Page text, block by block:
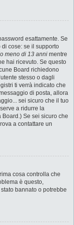
esattamente. Se
cose: se il supporto
meno di 13 anni mentre
hai ricevuto. Se questo
Board richiedono
stesso o dagli
ti verrà indicato che
di posta, allora
sei sicuro che il tuo
a ridurre la
Se sei sicuro che
a contattare un
cosa controlla che
è questo,
bannato o potrebbe